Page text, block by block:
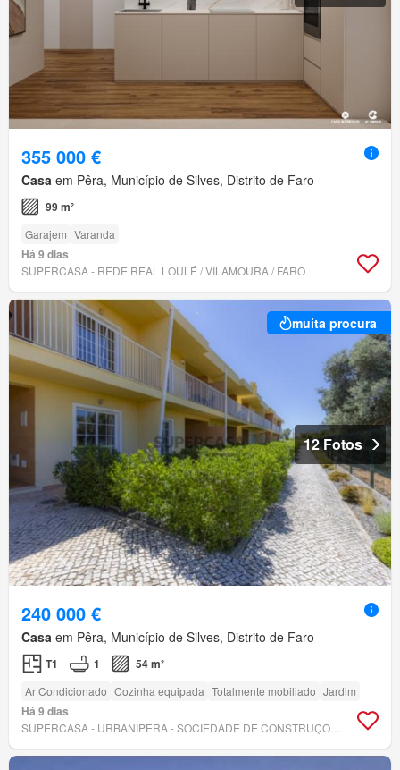
355 000 €
Casa em Pêra, Município de Silves, Distrito de Faro
99 m²
Garajem Varanda
Há 9 dias
SUPERCASA - REDE REAL LOULÉ / VILAMOURA / FARO
muita procura
12 Fotos
240 000 €
Casa em Pêra, Município de Silves, Distrito de Faro
T1 1 54 m²
Ar Condicionado Cozinha equipada Totalmente mobiliado Jardim
Há 9 dias